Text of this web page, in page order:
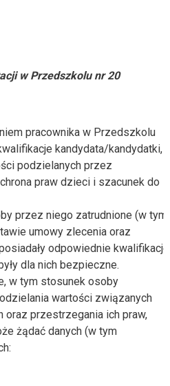
w Przedszkolu nr 20
pracownika w Przedszkolu
kandydata/kandydatki,
podzielanych przez
praw dzieci i szacunek do
przez niego zatrudnione (w tym
umowy zlecenia oraz
odpowiednie kwalifikacje
dla nich bezpieczne.
w tym stosunek osoby
wartości związanych
oraz przestrzegania ich praw,
żądać danych (w tym